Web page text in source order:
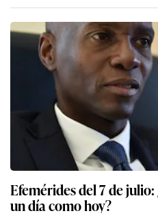
Efemérides del 7 de
un día como hoy?